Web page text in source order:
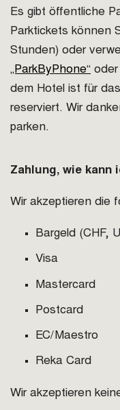
Es gibt öffentliche
Parktickets können
Stunden) oder
„ParkByPhone“ oder
dem Hotel ist für
reserviert. Wir
parken.
Zahlung, wie kann
Wir akzeptieren die
Bargeld (CHF,
Visa
Mastercard
Postcard
EC/Maestro
Reka Card
Wir akzeptieren